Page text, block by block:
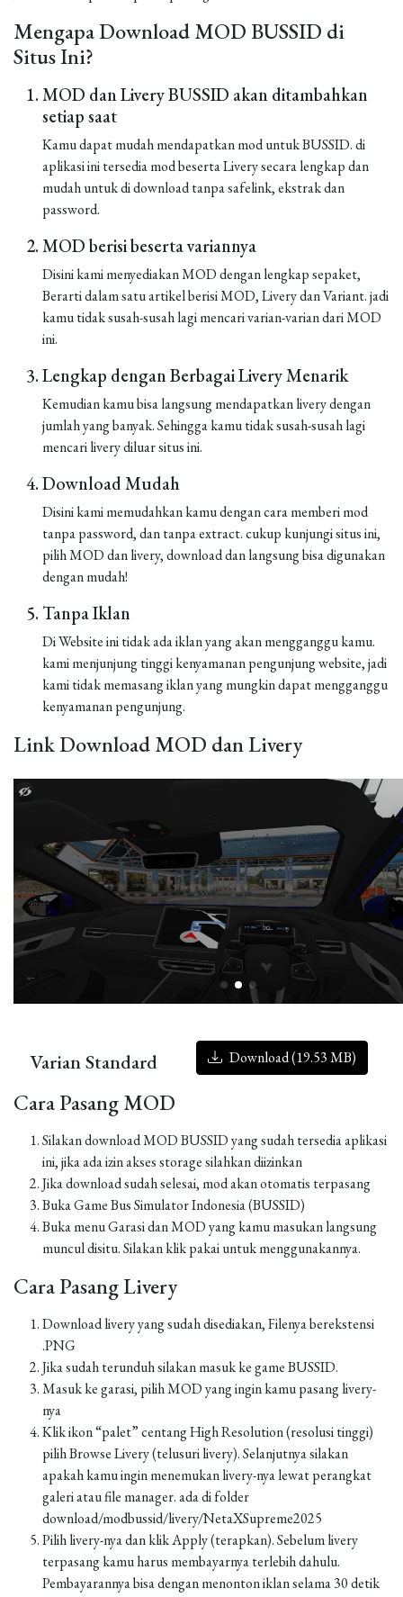
Mengapa Download MOD BUSSID di
Situs Ini?
MOD dan Livery BUSSID akan ditambahkan
setiap saat
Kamu dapat mudah mendapatkan mod untuk BUSSID. di
aplikasi ini tersedia mod beserta Livery secara lengkap dan
mudah untuk di download tanpa safelink, ekstrak dan
password.
MOD berisi beserta variannya
Disini kami menyediakan MOD dengan lengkap sepaket,
Berarti dalam satu artikel berisi MOD, Livery dan Variant. jadi
kamu tidak susah-susah lagi mencari varian-varian dari MOD
ini.
Lengkap dengan Berbagai Livery Menarik
Kemudian kamu bisa langsung mendapatkan livery dengan
jumlah yang banyak. Sehingga kamu tidak susah-susah lagi
mencari livery diluar situs ini.
Download Mudah
Disini kami memudahkan kamu dengan cara memberi mod
tanpa password, dan tanpa extract. cukup kunjungi situs ini,
pilih MOD dan livery, download dan langsung bisa digunakan
dengan mudah!
Tanpa Iklan
Di Website ini tidak ada iklan yang akan mengganggu kamu.
kami menjunjung tinggi kenyamanan pengunjung website, jadi
kami tidak memasang iklan yang mungkin dapat mengganggu
kenyamanan pengunjung.
Link Download MOD dan Livery
Varian Standard Download (19.53 MB)
Cara Pasang MOD
Silakan download MOD BUSSID yang sudah tersedia aplikasi
ini, jika ada izin akses storage silahkan diizinkan
Jika download sudah selesai, mod akan otomatis terpasang
Buka Game Bus Simulator Indonesia (BUSSID)
Buka menu Garasi dan MOD yang kamu masukan langsung
muncul disitu. Silakan klik pakai untuk menggunakannya.
Cara Pasang Livery
Download livery yang sudah disediakan, Filenya berekstensi
.PNG
Jika sudah terunduh silakan masuk ke game BUSSID.
Masuk ke garasi, pilih MOD yang ingin kamu pasang livery-
nya
Klik ikon “palet” centang High Resolution (resolusi tinggi)
pilih Browse Livery (telusuri livery). Selanjutnya silakan
apakah kamu ingin menemukan livery-nya lewat perangkat
galeri atau file manager. ada di folder
download/modbussid/livery/NetaXSupreme2025
Pilih livery-nya dan klik Apply (terapkan). Sebelum livery
terpasang kamu harus membayarnya terlebih dahulu.
Pembayarannya bisa dengan menonton iklan selama 30 detik